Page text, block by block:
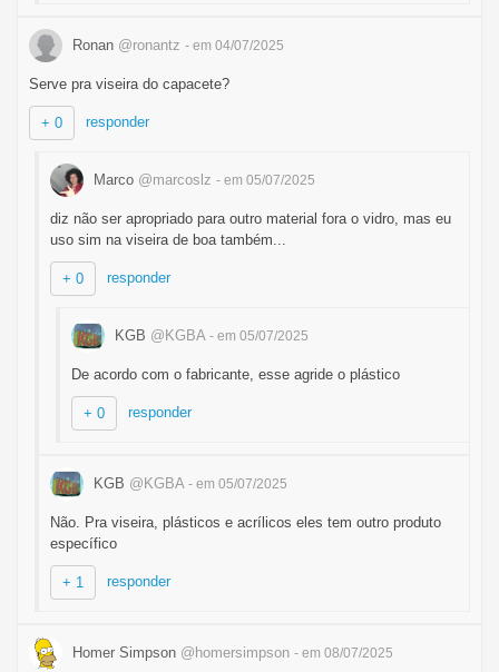
Ronan @ronantz - em 04/07/2025
Serve pra viseira do capacete?
+ 0 responder
Marco @marcoslz - em 05/07/2025
diz não ser apropriado para outro material fora o vidro, mas eu
uso sim na viseira de boa também...
+ 0 responder
KGB @KGBA - em 05/07/2025
De acordo com o fabricante, esse agride o plástico
+ 0 responder
KGB @KGBA - em 05/07/2025
Não. Pra viseira, plásticos e acrílicos eles tem outro produto
específico
+ 1 responder
Homer Simpson @homersimpson - em 08/07/2025